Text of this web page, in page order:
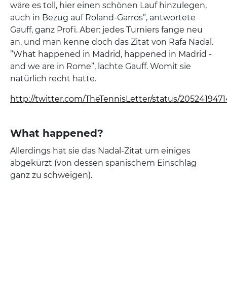
wäre es toll, hier einen schönen Lauf hinzulegen,
auch in Bezug auf Roland-Garros”, antwortete
Gauff, ganz Profi. Aber: jedes Turniers fange neu
an, und man kenne doch das Zitat von Rafa Nadal.
“What happened in Madrid, happened in Madrid -
and we are in Rome”, lachte Gauff. Womit sie
natürlich recht hatte.
http://twitter.com/TheTennisLetter/status/
What happened?
Allerdings hat sie das Nadal-Zitat um einiges
abgekürzt (von dessen spanischem Einschlag
ganz zu schweigen).